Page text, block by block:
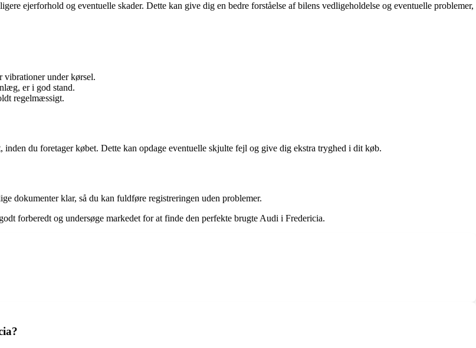
ejerforhold og eventuelle skader. Dette kan give dig en bedre forståelse af bilens vedligeholdelse og eventuelle problemer,
under kørsel.
er i god stand.
regelmæssigt.
du foretager købet. Dette kan opdage eventuelle skjulte fejl og give dig ekstra tryghed i dit køb.
dokumenter klar, så du kan fuldføre registreringen uden problemer.
forberedt og undersøge markedet for at finde den perfekte brugte Audi i Fredericia.